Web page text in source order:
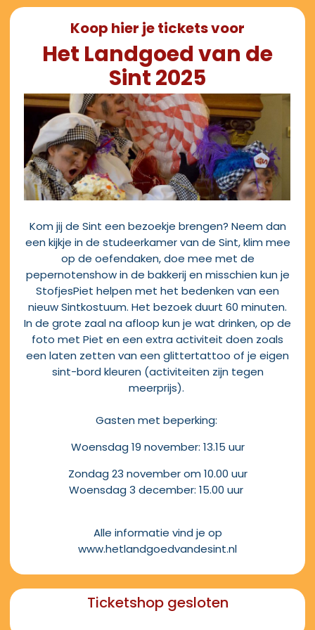
Koop hier je tickets voor
Het Landgoed van de
Sint 2025
Kom jij de Sint een bezoekje brengen? Neem dan
een kijkje in de studeerkamer van de Sint, klim mee
op de oefendaken, doe mee met de
pepernotenshow in de bakkerij en misschien kun je
StofjesPiet helpen met het bedenken van een
nieuw Sintkostuum. Het bezoek duurt 60 minuten.
In de grote zaal na afloop kun je wat drinken, op de
foto met Piet en een extra activiteit doen zoals
een laten zetten van een glittertattoo of je eigen
sint-bord kleuren (activiteiten zijn tegen
meerprijs).
Gasten met beperking:
Woensdag 19 november: 13.15 uur
Zondag 23 november om 10.00 uur
Woensdag 3 december: 15.00 uur
Alle informatie vind je op
www.hetlandgoedvandesint.nl
Ticketshop gesloten